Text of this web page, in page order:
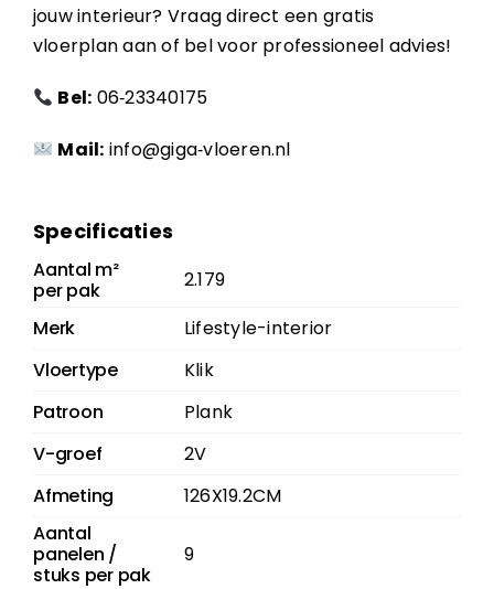
jouw interieur? Vraag direct een gratis
vloerplan aan of bel voor professioneel advies!
Bel: 06‑23340175
Mail: info@giga‑vloeren.nl
Specificaties
Aantal m²
per pak
2.179
Merk
Lifestyle-interior
Vloertype
Klik
Patroon
Plank
V-groef
2V
Afmeting
126X19.2CM
Aantal
panelen /
stuks per pak
9